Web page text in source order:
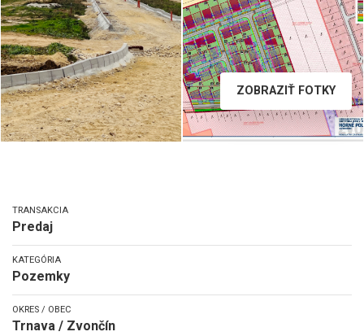
ZOBRAZIŤ FOTKY
TRANSAKCIA
Predaj
KATEGÓRIA
Pozemky
OKRES / OBEC
Trnava / Zvončín